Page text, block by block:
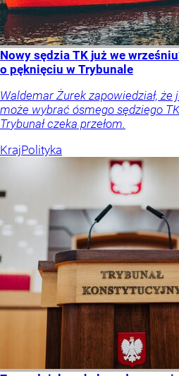
Nowy sędzia TK już we
o pęknięciu w Trybunale
Waldemar Żurek zapowiedział,
może wybrać ósmego sędziego
Trybunał czeka przełom.
KrajPolityka